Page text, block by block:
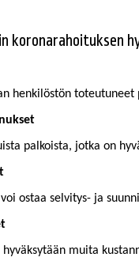
koronarahoituksen
henkilöstön
palkoista, jotka on
ostaa selvitys- ja
hyväksytään muita